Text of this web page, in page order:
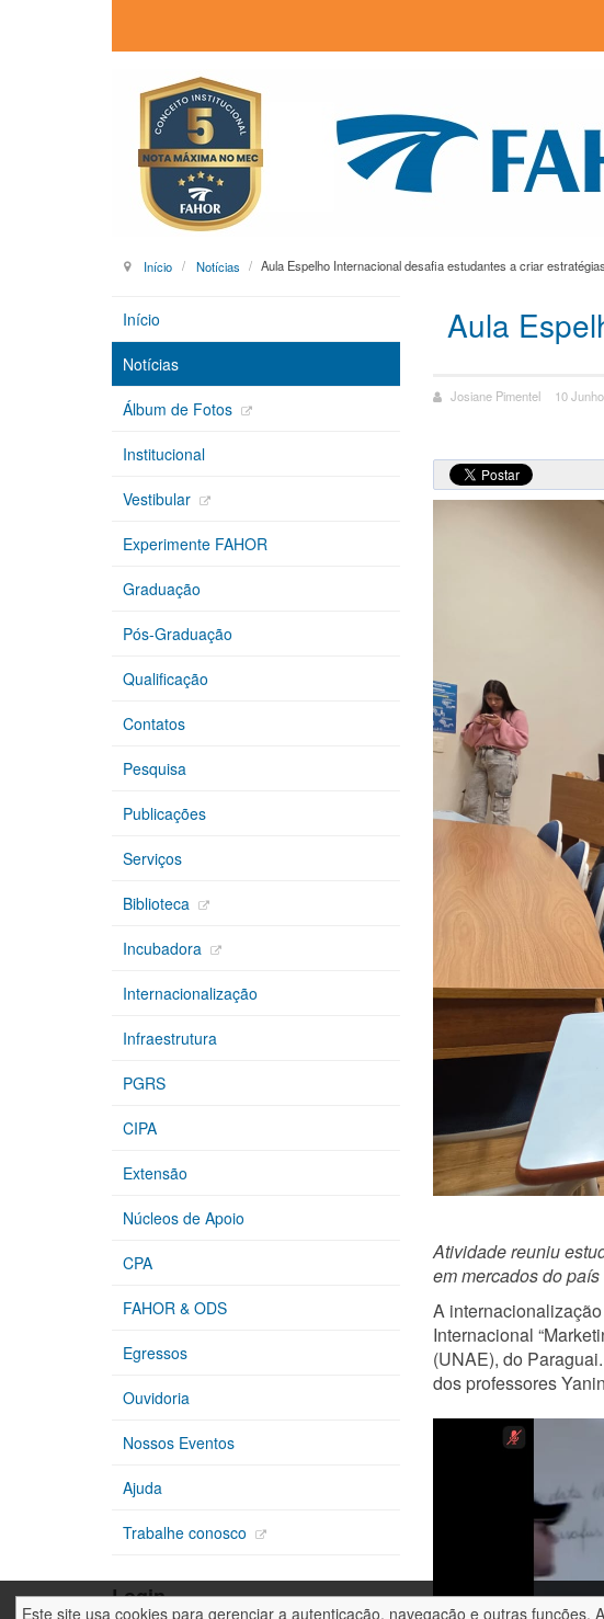
Este site usa cookies para gerenciar a autenticação, navegação e outras funções.
Início Notícias Aula Espelho Internacional desafia estudantes a criar
Aula
Josiane Pimentel 10
Atividade reuniu
em mercados do
A
Internacional
(UNAE), do
dos professores
Início
Notícias
Álbum de Fotos
Institucional
Vestibular
Experimente FAHOR
Graduação
Pós-Graduação
Qualificação
Contatos
Pesquisa
Publicações
Serviços
Biblioteca
Incubadora
Internacionalização
Infraestrutura
PGRS
CIPA
Extensão
Núcleos de Apoio
CPA
FAHOR & ODS
Egressos
Ouvidoria
Nossos Eventos
Ajuda
Trabalhe conosco
Login